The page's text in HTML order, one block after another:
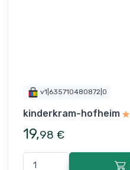
v1|635710480872|0
kinderkram-hofheim
19,98 €